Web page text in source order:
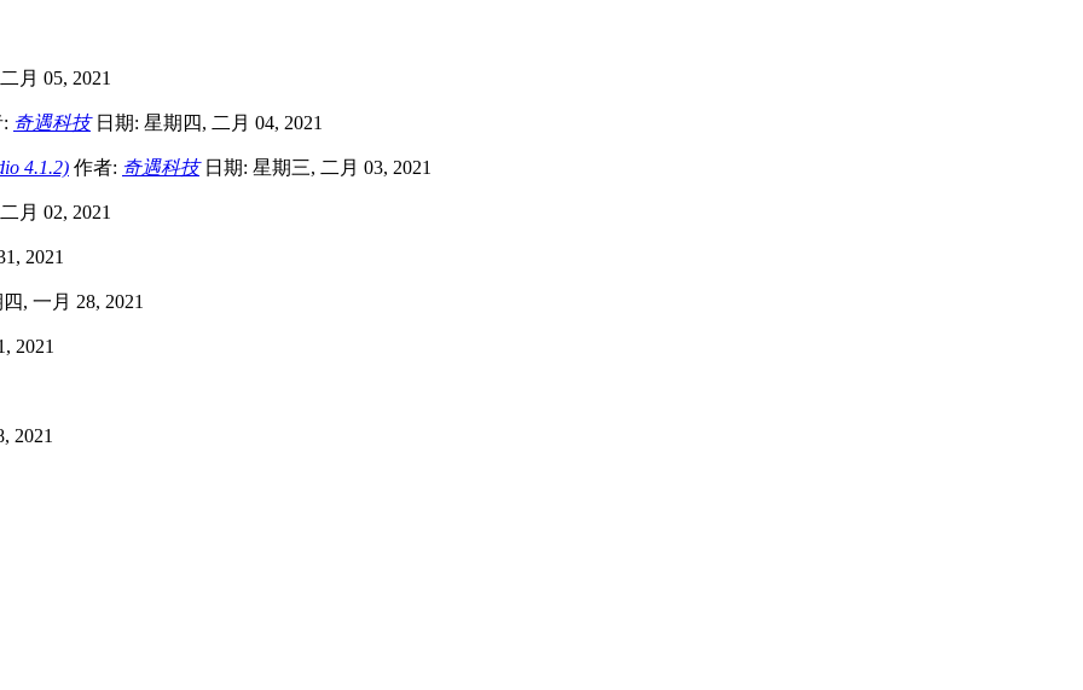
月 05, 2021
奇遇科技日期: 星期四, 二月 04, 2021
4.1.2) 作者: 奇遇科技日期: 星期三, 二月 03, 2021
月 02, 2021
2021
, 一月 28, 2021
2021
2021